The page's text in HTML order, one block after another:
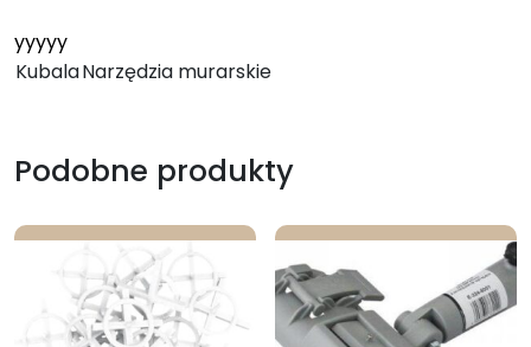
yyyyy
KubalaNarzędzia murarskie
Podobne produkty